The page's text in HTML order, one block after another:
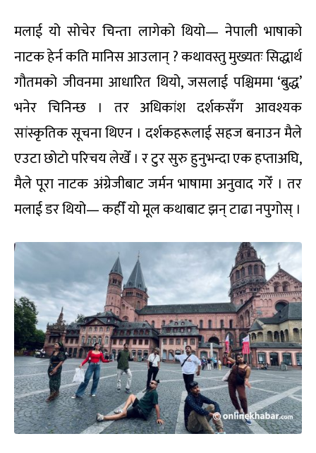
मलाई यो सोचेर चिन्ता लागेको थियो— नेपाली भाषाको
नाटक हेर्न कति मानिस आउलान् ? कथावस्तु मुख्यतः सिद्धार्थ
गौतमको जीवनमा आधारित थियो, जसलाई पश्चिममा ‘बुद्ध’
भनेर चिनिन्छ । तर अधिकांश दर्शकसँग आवश्यक
सांस्कृतिक सूचना थिएन । दर्शकहरूलाई सहज बनाउन मैले
एउटा छोटो परिचय लेखेँ । र टुर सुरु हुनुभन्दा एक हप्ताअघि,
मैले पूरा नाटक अंग्रेजीबाट जर्मन भाषामा अनुवाद गरेँ । तर
मलाई डर थियो— कहीँ यो मूल कथाबाट झन् टाढा नपुगोस् ।